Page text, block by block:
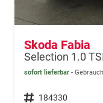
Skoda Fabia
sofort lieferbar
Fahrzeugnr. 184330